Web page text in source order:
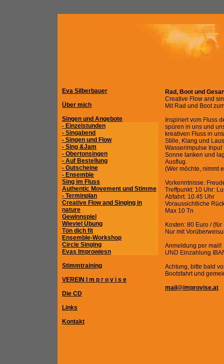
Eva Silberbauer
Über mich
Singen und Angebote
- Einzelstunden
- Singabend
- Singen und Flow
- Sing &Jam
- Obertonsingen
- Auf Bestellung
- Gutscheine
- Ensemble
Sing im Fluss
Authentic Movement und Stimme
- Terminplan
Creative Flow and Singing in
nature
Gewinnspiel
Wieviel Übung
Tön dich fit
Ensemble-Workshop
Circle Singing
Evas Improwiesn
Stimmtraining
VEREIN I m p r o v i s e
Die CD
Links
Kontakt
Rad, Boot und
Creative Flow and
Mit Rad und Boot
Inspiriert vom Fluss
spüren in uns und
kreativen Fluss in
Stille, Klang und
Wasserimpulse
Sonne tanken und
Ausflug.
(Wer möchte, nimmt
Vorkenntnisse:
Treffpunkt: 10 Uhr:
Abfahrt: 10.45 Uhr
Voraussichtliche
Max 10 Tn
Kosten: 80 Euro /
Nur mit
Anmeldung per mail!
UND Einzahlung
Achtung, bitte bald
Bootsfahrt und
mail@improvise.at